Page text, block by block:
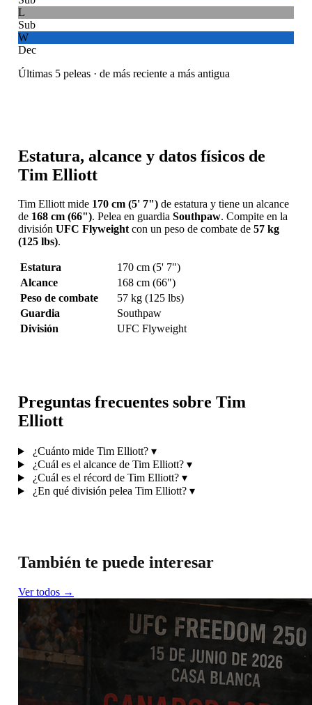
L
Sub
W
Dec
Últimas 5 peleas · de más reciente a más antigua
Estatura, alcance y datos físicos de
Tim Elliott
Tim Elliott mide 170 cm (5' 7")de estatura y tiene un alcance
de 168 cm (66"). Pelea en guardia Southpaw. Compite en la
división UFC Flyweightcon un peso de combate de 57 kg
(125 lbs).
Estatura
170 cm (5' 7")
Alcance
168 cm (66")
Peso de combate
57 kg (125 lbs)
Guardia
Southpaw
División
UFC Flyweight
Preguntas frecuentes sobre Tim
Elliott
¿Cuánto mide Tim Elliott? ▾
¿Cuál es el alcance de Tim Elliott? ▾
¿Cuál es el récord de Tim Elliott? ▾
¿En qué división pelea Tim Elliott? ▾
También te puede interesar
Ver todos →